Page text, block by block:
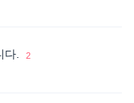
.
2